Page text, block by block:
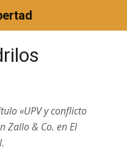
«UPV y conflicto
Zallo & Co. en El